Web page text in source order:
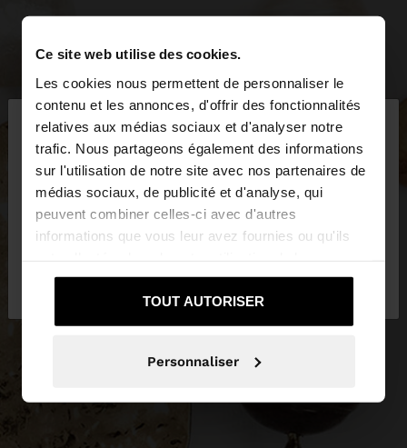
Ce site web utilise des cookies.
Les cookies nous permettent de personnaliser le
contenu et les annonces, d'offrir des fonctionnalités
relatives aux médias sociaux et d'analyser notre
trafic. Nous partageons également des informations
sur l'utilisation de notre site avec nos partenaires de
médias sociaux, de publicité et d'analyse, qui
peuvent combiner celles-ci avec d'autres
informations que vous leur avez fournies ou qu'ils
services.
TOUT AUTORISER
Personnaliser
bonjour ×
Vous accédez au site depuis France. Voulez-vous
parcourir notre site au United States?